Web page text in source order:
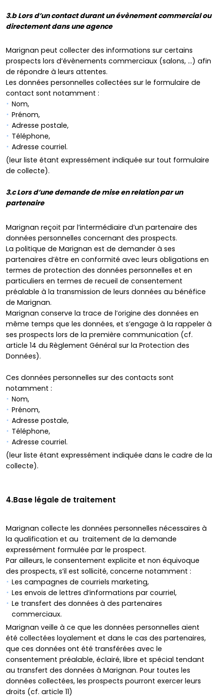
3.bLors d’un contact durant un évènement commercial ou
directement dans une agence
Marignan peut collecter des informations sur certains
prospects lors d’évènements commerciaux (salons, …) afin
de répondre à leurs attentes.
Les données personnelles collectées sur le formulaire de
contact sont notamment :
Nom,
Prénom,
Adresse postale,
Téléphone,
Adresse courriel.
(leur liste étant expressément indiquée sur tout formulaire
de collecte).
3.cLors d’une demande de mise en relation par un
partenaire
Marignan reçoit par l’intermédiaire d’un partenaire des
données personnelles concernant des prospects.
La politique de Marignan est de demander à ses
partenaires d’être en conformité avec leurs obligations en
termes de protection des données personnelles et en
particuliers en termes de recueil de consentement
préalable à la transmission de leurs données au bénéfice
de Marignan.
Marignan conserve la trace de l’origine des données en
même temps que les données, et s’engage à la rappeler à
ses prospects lors de la première communication (cf.
article 14 du Règlement Général sur la Protection des
Données).
Ces données personnelles sur des contacts sont
notamment :
Nom,
Prénom,
Adresse postale,
Téléphone,
Adresse courriel.
(leur liste étant expressément indiquée dans le cadre de la
collecte).
4.Base légale de traitement
Marignan collecte les données personnelles nécessaires à
la qualification et au traitement de la demande
expressément formulée par le prospect.
Par ailleurs, le consentement explicite et non équivoque
des prospects, s’il est sollicité, concerne notamment :
Les campagnes de courriels marketing,
Les envois de lettres d’informations par courriel,
Le transfert des données à des partenaires
commerciaux.
Marignan veille à ce que les données personnelles aient
été collectées loyalement et dans le cas des partenaires,
que ces données ont été transférées avec le
consentement préalable, éclairé, libre et spécial tendant
au transfert des données à Marignan. Pour toutes les
données collectées, les prospects pourront exercer leurs
droits (cf. article 11)